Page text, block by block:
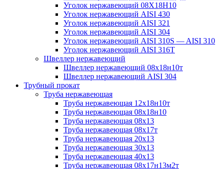
Уголок нержавеющий 08Х18Н10
Уголок нержавеющий AISI 430
Уголок нержавеющий AISI 321
Уголок нержавеющий AISI 304
Уголок нержавеющий AISI 310S — AISI 310
Уголок нержавеющий AISI 316T
Швеллер нержавеющий
Швеллер нержавеющий 08х18н10т
Швеллер нержавеющий AISI 304
Трубный прокат
Труба нержавеющая
Труба нержавеющая 12х18н10т
Труба нержавеющая 08х18н10
Труба нержавеющая 08х13
Труба нержавеющая 08х17т
Труба нержавеющая 20х13
Труба нержавеющая 30х13
Труба нержавеющая 40х13
Труба нержавеющая 08х17н13м2т